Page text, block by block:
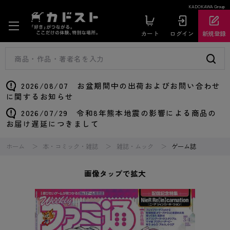
KADOKAWA Group
カート ログイン 新規登録
2026/08/07 お盆期間中の出荷およびお問い合わせ
に関するお知らせ
2026/07/29 令和8年熊本地震の影響による商品の
お届け遅延につきまして
ホーム 本・コミック・雑誌 雑誌・ムック ゲーム誌
画像タップで拡大